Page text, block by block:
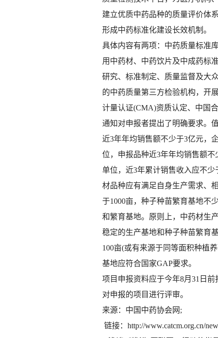
建立优质中药品种的质量评价体
形成中药标准化建设长效机制。
具体内容有两项：中药质量标准
用中药材、中药饮片及中成药标
研究、标准制定、质量监督及大
的中药质量第三方检验机构，开
计量认证(CMA)资质认定、中国
通知对申报者提出了明确要求。
近3年年均销售额不少于3亿元，
位，申报品种近3年年均销售额
单位，近3年累计销售收入应不
材品种应有满足自身生产需求、
于1000亩，种子种苗繁育基地不
和繁育基地。原则上，中药材生
稳定的生产基地和种子种苗繁育
100亩(或有来源于同等面积种植
基地应符合国家GAP要求。
项目申报资料应于今年8月31日
对申报的项目进行评审。
来源：中国中药协会网;
链接：http://www.catcm.org.cn/